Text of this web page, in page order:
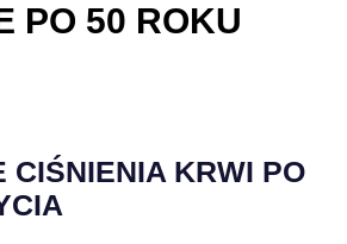
PO 50 ROKU
CIŚNIENIA KRWI PO